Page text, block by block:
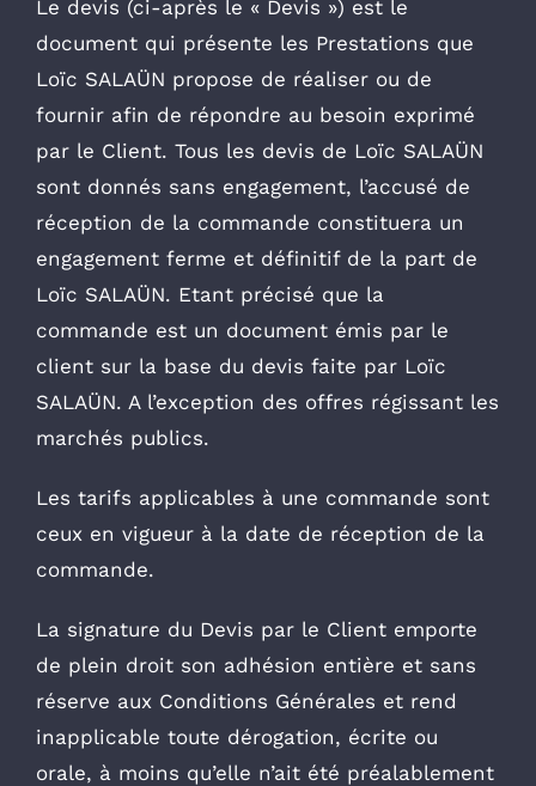
Le devis (ci-après le « Devis ») est le
document qui présente les Prestations que
Loïc SALAÜN propose de réaliser ou de
fournir afin de répondre au besoin exprimé
par le Client. Tous les devis de Loïc SALAÜN
sont donnés sans engagement, l’accusé de
réception de la commande constituera un
engagement ferme et définitif de la part de
Loïc SALAÜN. Etant précisé que la
commande est un document émis par le
client sur la base du devis faite par Loïc
SALAÜN. A l’exception des offres régissant les
marchés publics.
Les tarifs applicables à une commande sont
ceux en vigueur à la date de réception de la
commande.
La signature du Devis par le Client emporte
de plein droit son adhésion entière et sans
réserve aux Conditions Générales et rend
inapplicable toute dérogation, écrite ou
orale, à moins qu’elle n’ait été préalablement